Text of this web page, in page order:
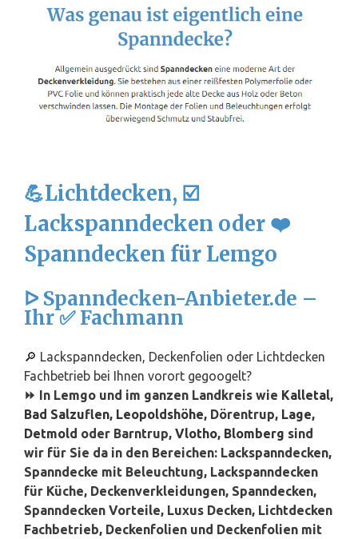
💪Lichtdecken, ☑️
Lackspanndecken oder ❤️
Spanndecken für Lemgo
ᐅ Spanndecken-Anbieter.de –
Ihr ✅ Fachmann
🔎 Lackspanndecken, Deckenfolien oder Lichtdecken
Fachbetrieb bei Ihnen vorort gegoogelt?
⏩ In Lemgo und im ganzen Landkreis wie Kalletal,
Bad Salzuflen, Leopoldshöhe, Dörentrup, Lage,
Detmold oder Barntrup, Vlotho, Blomberg sind
wir für Sie da in den Bereichen: Lackspanndecken,
Spanndecke mit Beleuchtung, Lackspanndecken
für Küche, Deckenverkleidungen, Spanndecken,
Spanndecken Vorteile, Luxus Decken, Lichtdecken
Fachbetrieb, Deckenfolien und Deckenfolien mit